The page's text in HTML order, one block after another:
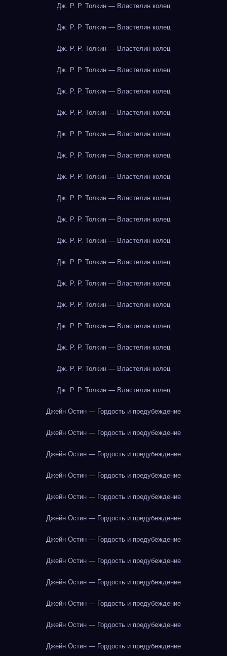
Дж. Р. Р. Толкин — Властелин колец
Дж. Р. Р. Толкин — Властелин колец
Дж. Р. Р. Толкин — Властелин колец
Дж. Р. Р. Толкин — Властелин колец
Дж. Р. Р. Толкин — Властелин колец
Дж. Р. Р. Толкин — Властелин колец
Дж. Р. Р. Толкин — Властелин колец
Дж. Р. Р. Толкин — Властелин колец
Дж. Р. Р. Толкин — Властелин колец
Дж. Р. Р. Толкин — Властелин колец
Дж. Р. Р. Толкин — Властелин колец
Дж. Р. Р. Толкин — Властелин колец
Дж. Р. Р. Толкин — Властелин колец
Дж. Р. Р. Толкин — Властелин колец
Дж. Р. Р. Толкин — Властелин колец
Дж. Р. Р. Толкин — Властелин колец
Дж. Р. Р. Толкин — Властелин колец
Дж. Р. Р. Толкин — Властелин колец
Дж. Р. Р. Толкин — Властелин колец
Джейн Остин — Гордость и предубеждение
Джейн Остин — Гордость и предубеждение
Джейн Остин — Гордость и предубеждение
Джейн Остин — Гордость и предубеждение
Джейн Остин — Гордость и предубеждение
Джейн Остин — Гордость и предубеждение
Джейн Остин — Гордость и предубеждение
Джейн Остин — Гордость и предубеждение
Джейн Остин — Гордость и предубеждение
Джейн Остин — Гордость и предубеждение
Джейн Остин — Гордость и предубеждение
Джейн Остин — Гордость и предубеждение